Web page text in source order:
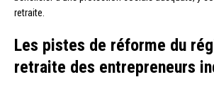
retraite.
Les pistes de réforme du
retraite des entrepreneurs